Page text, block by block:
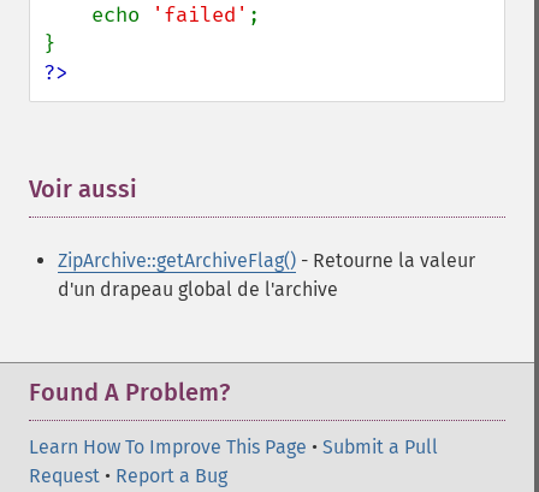
    echo
'failed' ;
?>
Voir aussi
ZipArchive::getArchiveFlag() - Retourne la valeur
d'un drapeau global de l'archive
Found A Problem?
Learn How To Improve This Page • Submit a Pull
Request • Report a Bug